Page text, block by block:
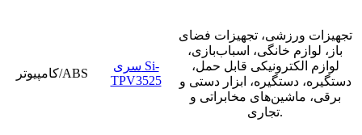
کامپیوتر/ABS
سری Si-
TPV3525
تجهیزات ورزشی، تجهیزات فضای
باز، لوازم خانگی، اسباب‌بازی،
لوازم الکترونیکی قابل حمل،
دستگیره، دستگیره، ابزار دستی و
برقی، ماشین‌های مخابراتی و
تجاری.